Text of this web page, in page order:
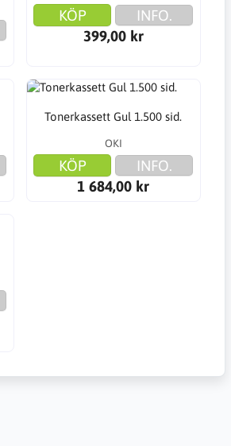
KÖP
INFO.
399,00 kr
Tonerkassett Gul 1.500 sid.
OKI
KÖP
INFO.
1 684,00 kr